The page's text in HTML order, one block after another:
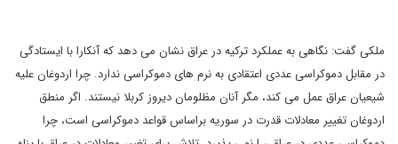
ملکی گفت: نگاهی به عملکرد ترکیه در عراق نشان می دهد که آنکارا با ایستادگی
در مقابل دموکراسی عددی اعتقادی به نرم های دموکراسی ندارد. چرا اردوغان علیه
شیعیان عراق عمل می کند، مگر آنان مظلومان دیروز کربلا نیستند. اگر منطق
اردوغان تغییر معادلات قدرت در سوریه براساس قواعد دموکراسی است، چرا